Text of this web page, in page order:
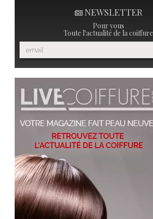
NEWSLETTER
Pour vous
Toute l'actualité de la coiffure